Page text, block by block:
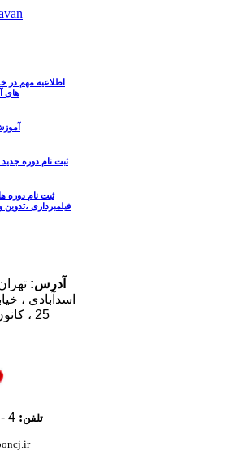
اطلاعیه مهم در
های
ثبت نام دوره جدید
ثبت نام دوره
فیلمبرداری
آدرس:
اسدآبادی ،
25 ،
تلفن:
4 -